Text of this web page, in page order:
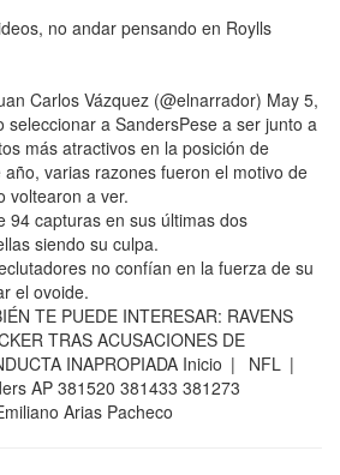
no andar pensando en Roylls
Carlos Vázquez (@elnarrador) May 5,
seleccionar a SandersPese a ser junto a
más atractivos en la posición de
varias razones fueron el motivo de
voltearon a ver.
94 capturas en sus últimas dos
siendo su culpa.
no confían en la fuerza de su
el ovoide.
TE PUEDE INTERESAR: RAVENS
TRAS ACUSACIONES DE
INAPROPIADA Inicio | NFL |
AP 381520 381433 381273
Arias Pacheco